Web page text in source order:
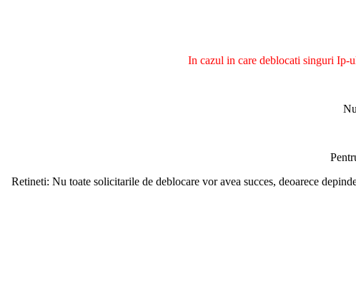
In cazul in care deblocati singuri Ip-
Retineti: Nu toate solicitarile de deblocare vor avea succes, deoarece